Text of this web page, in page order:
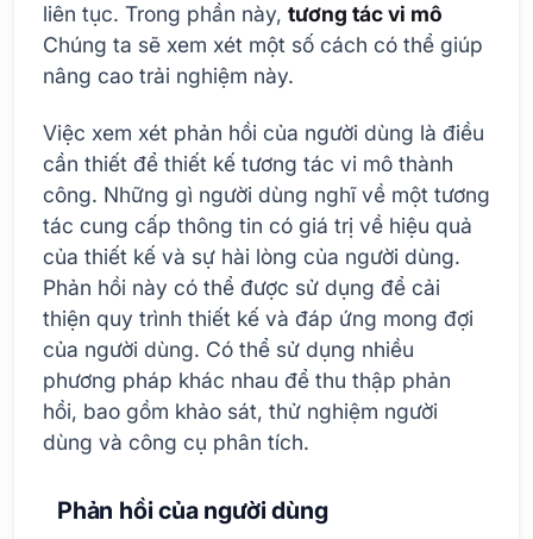
liên tục. Trong phần này, tương tác vi mô
Chúng ta sẽ xem xét một số cách có thể giúp
nâng cao trải nghiệm này.
Việc xem xét phản hồi của người dùng là điều
cần thiết để thiết kế tương tác vi mô thành
công. Những gì người dùng nghĩ về một tương
tác cung cấp thông tin có giá trị về hiệu quả
của thiết kế và sự hài lòng của người dùng.
Phản hồi này có thể được sử dụng để cải
thiện quy trình thiết kế và đáp ứng mong đợi
của người dùng. Có thể sử dụng nhiều
phương pháp khác nhau để thu thập phản
hồi, bao gồm khảo sát, thử nghiệm người
dùng và công cụ phân tích.
Phản hồi của người dùng